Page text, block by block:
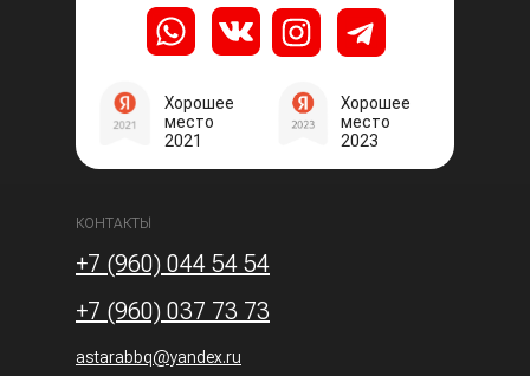
КОНТАКТЫ
+7 (960) 044 54 54
+7 (960) 037 73 73
astarabbq@yandex.ru
Хорошее
место
2021
Хорошее
место
2023